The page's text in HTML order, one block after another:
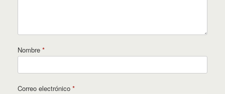
Nombre *
Correo electrónico *